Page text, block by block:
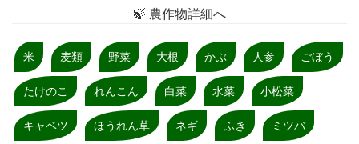
🍃 農作物詳細へ
米 麦類 野菜 大根 かぶ 人参 ごぼう
たけのこ れんこん 白菜 水菜 小松菜
キャベツ ほうれん草 ネギ ふき ミツバ